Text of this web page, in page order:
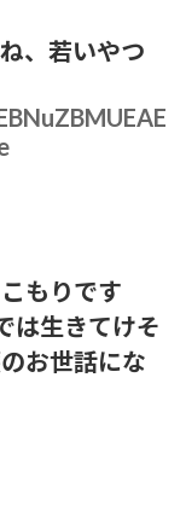
、若いやつ
もりです
は生きてけそ
お世話にな